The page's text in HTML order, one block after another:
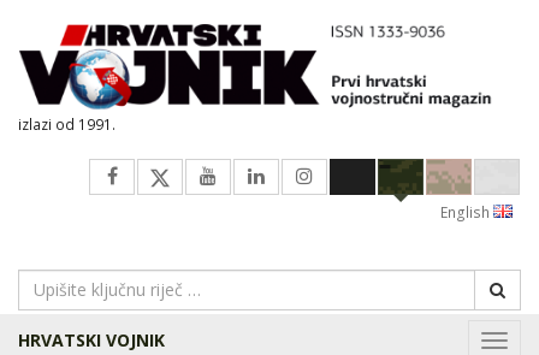
izlazi od 1991.
English
HRVATSKI VOJNIK